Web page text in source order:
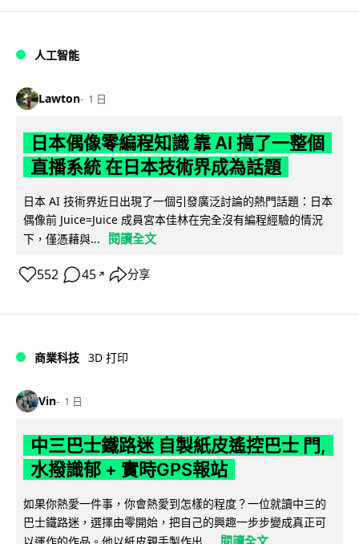
人工智能
Lawton 1 日
日本偶像零編程知識 靠 AI 搞了一整個
直播系統 在日本技術界成為話題
日本 AI 技術界近日出現了一個引發廣泛討論的熱門話題：日本
偶像前 Juice=Juice 成員宮本佳林在完全沒有編程經驗的情況
下，僅憑藉與...
閱讀全文
552 45 ↗ 分享
商業科技 3D 打印
Vin 1 日
中三巴士鐵路迷 自製紙皮遙控巴士 門,
水撥識郁 + 實時GPS報站
如果你熱愛一件事，你會熱愛到怎樣的程度？一位就讀中三的
巴士鐵路迷，選擇由零開始，把自己的興趣一步步變成真正可
閱讀全文